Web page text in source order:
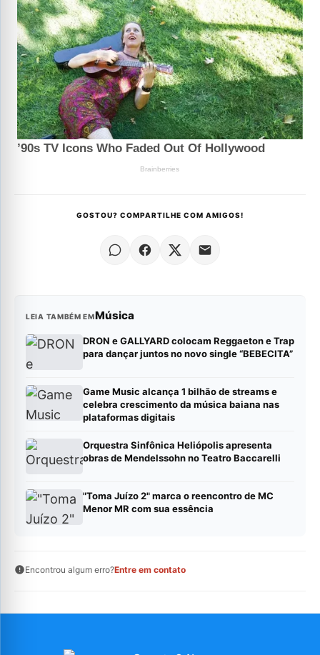
GOSTOU? COMPARTILHE COM AMIGOS!
LEIA TAMBÉM EMMúsica
DRON e GALLYARD colocam Reggaeton e Trap
para dançar juntos no novo single “BEBECITA”
Game Music alcança 1 bilhão de streams e
celebra crescimento da música baiana nas
plataformas digitais
Orquestra Sinfônica Heliópolis apresenta
obras de Mendelssohn no Teatro Baccarelli
"Toma Juízo 2" marca o reencontro de MC
Menor MR com sua essência
Encontrou algum erro?Entre em contato